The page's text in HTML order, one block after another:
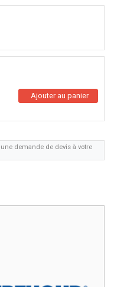
demande de devis à votre
Ajouter au panier